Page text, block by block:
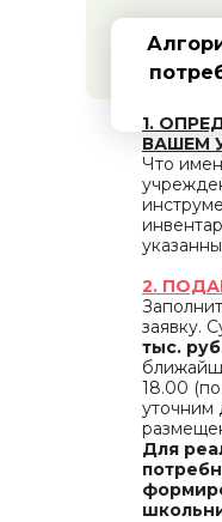
1.
ВАШЕМ
Что
2.
заявку.
тыс.
18.00
уточним
Для